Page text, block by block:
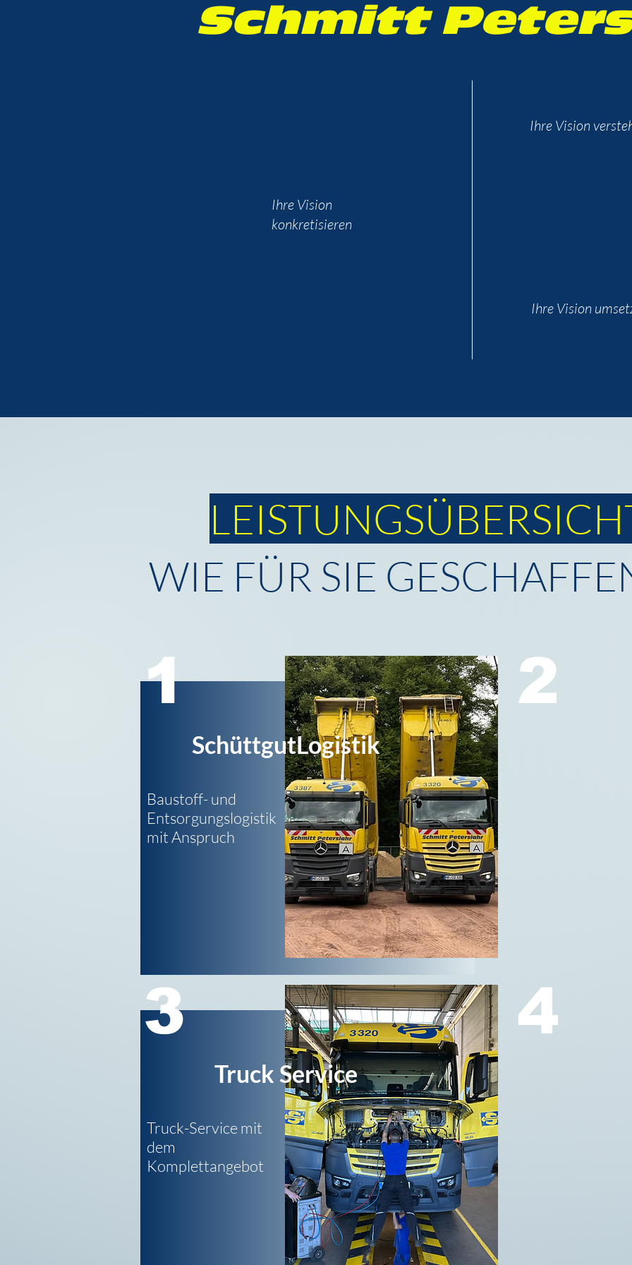
Schmitt
Ihre Vision
konkretisieren
Ihre Vision
Ihre Vision
WIE FÜR SIE
Baustoff- und
Entsorgungslogistik
mit Anspruch
SchüttgutLogistik
Truck-Service mit
dem
Komplettangebot
Truck Service
1 2
3 4